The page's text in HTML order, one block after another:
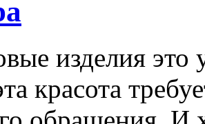
изделия
красота